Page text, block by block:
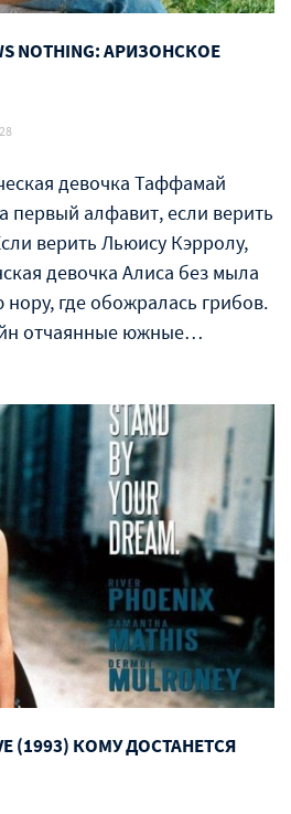
NOTHING: АРИЗОНСКОЕ
девочка Таффамай
первый алфавит, если верить
верить Льюису Кэрролу,
девочка Алиса без мыла
где обожралась грибов.
отчаянные южные…
(1993) КОМУ ДОСТАНЕТСЯ